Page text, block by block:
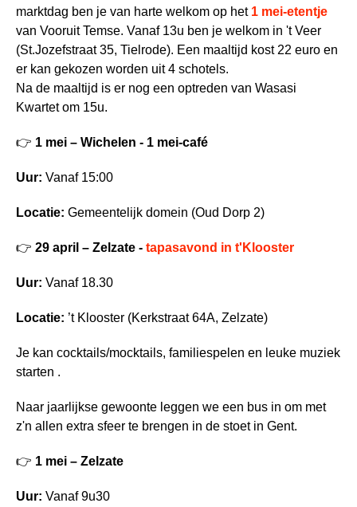
marktdag ben je van harte welkom op het 1 mei-etentje
van Vooruit Temse. Vanaf 13u ben je welkom in 't Veer
(St.Jozefstraat 35, Tielrode). Een maaltijd kost 22 euro en
er kan gekozen worden uit 4 schotels.
Na de maaltijd is er nog een optreden van Wasasi
Kwartet om 15u.
👉 1 mei – Wichelen - 1 mei-café
Uur: Vanaf 15:00
Locatie: Gemeentelijk domein (Oud Dorp 2)
👉 29 april – Zelzate - tapasavond in t'Klooster
Uur: Vanaf 18.30
Locatie: ’t Klooster (Kerkstraat 64A, Zelzate)
Je kan cocktails/mocktails, familiespelen en leuke muziek
starten .
Naar jaarlijkse gewoonte leggen we een bus in om met
z'n allen extra sfeer te brengen in de stoet in Gent.
👉 1 mei – Zelzate
Uur: Vanaf 9u30